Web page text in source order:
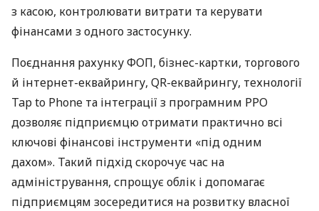
з касою, контролювати витрати та керувати
фінансами з одного застосунку.
Поєднання рахунку ФОП, бізнес-картки, торгового
й інтернет-еквайрингу, QR-еквайрингу, технології
Tap to Phone та інтеграції з програмним РРО
дозволяє підприємцю отримати практично всі
ключові фінансові інструменти «під одним
дахом». Такий підхід скорочує час на
адміністрування, спрощує облік і допомагає
підприємцям зосередитися на розвитку власної